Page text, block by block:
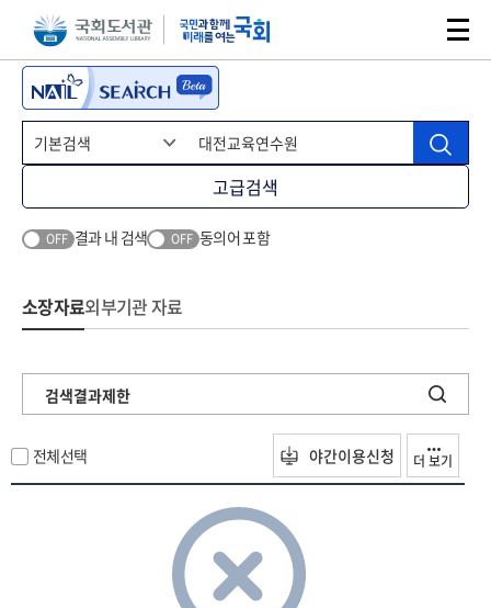
본문 바로가기주메뉴 바로가기
고급검색
OFF 결과 내 검색 OFF 동의어 포함
소장자료외부기관 자료
검색결과제한
전체선택 야간이용신청 더 보기